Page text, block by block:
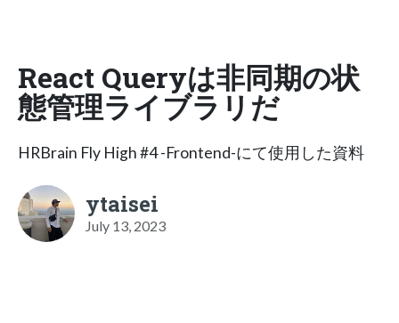
React Queryは非同期の状
態管理ライブラリだ
HRBrain Fly High #4 -Frontend-にて使用した資料
ytaisei
July 13, 2023